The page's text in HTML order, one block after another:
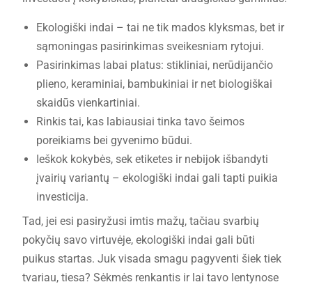
Ekologiški indai – tai ne tik mados klyksmas, bet ir
sąmoningas pasirinkimas sveikesniam rytojui.
Pasirinkimas labai platus: stikliniai, nerūdijančio
plieno, keraminiai, bambukiniai ir net biologiškai
skaidūs vienkartiniai.
Rinkis tai, kas labiausiai tinka tavo šeimos
poreikiams bei gyvenimo būdui.
Ieškok kokybės, sek etiketes ir nebijok išbandyti
įvairių variantų – ekologiški indai gali tapti puikia
investicija.
Tad, jei esi pasiryžusi imtis mažų, tačiau svarbių
pokyčių savo virtuvėje, ekologiški indai gali būti
puikus startas. Juk visada smagu pagyventi šiek tiek
tvariau, tiesa? Sėkmės renkantis ir lai tavo lentynose